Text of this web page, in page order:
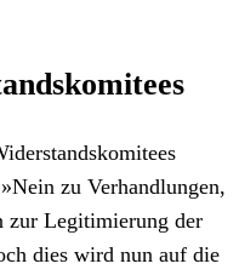
zu Verhandlungen,
zur Legitimierung der
dies wird nun auf die